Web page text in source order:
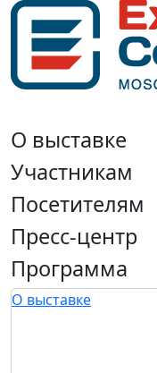
О выставке
Участникам
Посетителям
Пресс-центр
Программа
О выставке